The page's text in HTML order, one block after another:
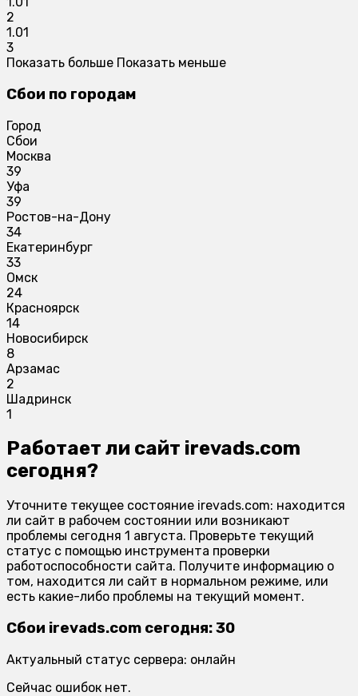
2
1.01
3
Показать больше Показать меньше
Сбои по городам
Город
Сбои
Москва
39
Уфа
39
Ростов-на-Дону
34
Екатеринбург
33
Омск
24
Красноярск
14
Новосибирск
8
Арзамас
2
Шадринск
1
Работает ли сайт irevads.com
сегодня?
Уточните текущее состояние irevads.com: находится
ли сайт в рабочем состоянии или возникают
проблемы сегодня 1 августа. Проверьте текущий
статус с помощью инструмента проверки
работоспособности сайта. Получите информацию о
том, находится ли сайт в нормальном режиме, или
есть какие-либо проблемы на текущий момент.
Сбои irevads.com сегодня: 30
Актуальный статус сервера: онлайн
Сейчас ошибок нет.